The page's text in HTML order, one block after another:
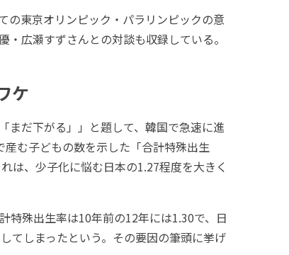
の東京オリンピック・パラリンピックの意
広瀬すずさんとの対談も収録している。
ケ
だ下がる」」と題して、韓国で急速に進
む子どもの数を示した「合計特殊出生
は、少子化に悩む日本の1.27程度を大きく
特殊出生率は10年前の12年には1.30で、日
てしまったという。その要因の筆頭に挙げ